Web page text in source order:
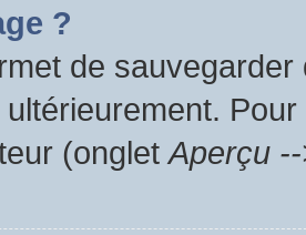
?
de
(ongletAperçu